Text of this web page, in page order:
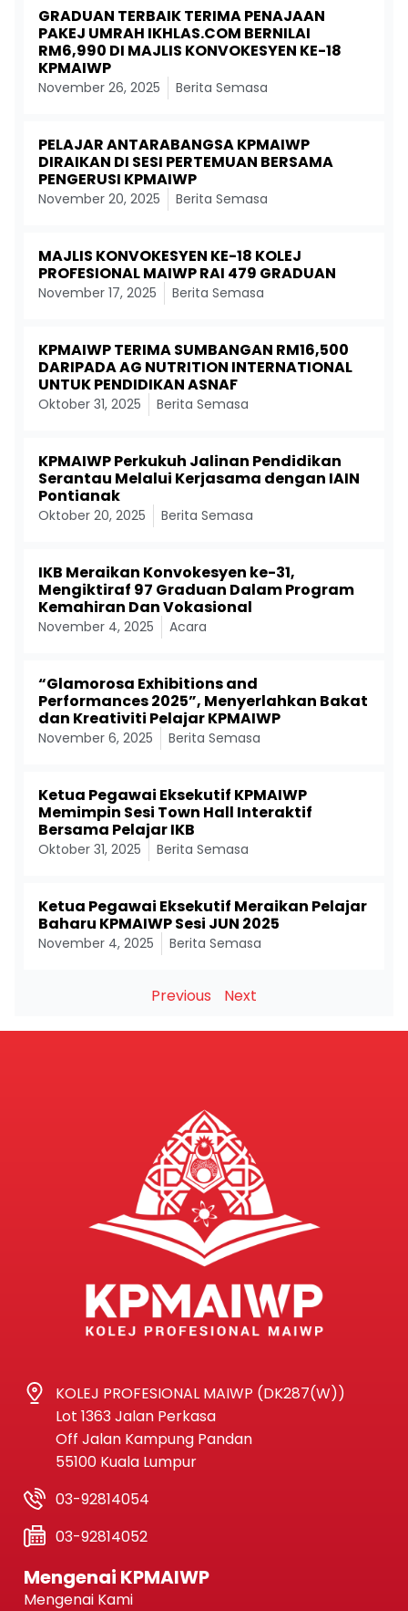
GRADUAN TERBAIK TERIMA PENAJAAN
PAKEJ UMRAH IKHLAS.COM BERNILAI
RM6,990 DI MAJLIS KONVOKESYEN KE-18
KPMAIWP
November 26, 2025 Berita Semasa
PELAJAR ANTARABANGSA KPMAIWP
DIRAIKAN DI SESI PERTEMUAN BERSAMA
PENGERUSI KPMAIWP
November 20, 2025 Berita Semasa
MAJLIS KONVOKESYEN KE-18 KOLEJ
PROFESIONAL MAIWP RAI 479 GRADUAN
November 17, 2025 Berita Semasa
KPMAIWP TERIMA SUMBANGAN RM16,500
DARIPADA AG NUTRITION INTERNATIONAL
UNTUK PENDIDIKAN ASNAF
Oktober 31, 2025 Berita Semasa
KPMAIWP Perkukuh Jalinan Pendidikan
Serantau Melalui Kerjasama dengan IAIN
Pontianak
Oktober 20, 2025 Berita Semasa
IKB Meraikan Konvokesyen ke-31,
Mengiktiraf 97 Graduan Dalam Program
Kemahiran Dan Vokasional
November 4, 2025 Acara
“Glamorosa Exhibitions and
Performances 2025”, Menyerlahkan Bakat
dan Kreativiti Pelajar KPMAIWP
November 6, 2025 Berita Semasa
Ketua Pegawai Eksekutif KPMAIWP
Memimpin Sesi Town Hall Interaktif
Bersama Pelajar IKB
Oktober 31, 2025 Berita Semasa
Ketua Pegawai Eksekutif Meraikan Pelajar
Baharu KPMAIWP Sesi JUN 2025
November 4, 2025 Berita Semasa
Previous Next
KOLEJ PROFESIONAL MAIWP (DK287(W))
Lot 1363 Jalan Perkasa
Off Jalan Kampung Pandan
55100 Kuala Lumpur
03-92814054
03-92814052
Mengenai KPMAIWP
Mengenai Kami